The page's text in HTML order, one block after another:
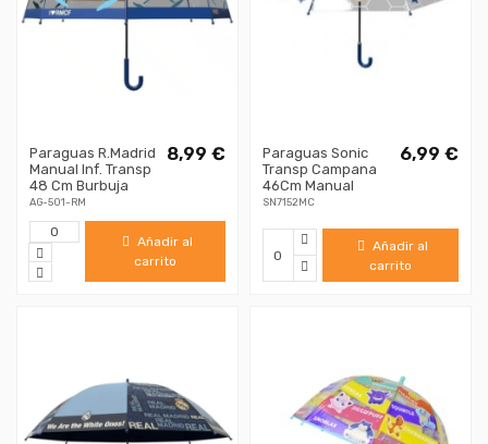
Paraguas R.Madrid
Manual Inf. Transp
48 Cm Burbuja
AG-501-RM
8,99 €
Añadir al
carrito
Paraguas Sonic
Transp Campana
46Cm Manual
SN7152MC
6,99 €
Añadir al
carrito